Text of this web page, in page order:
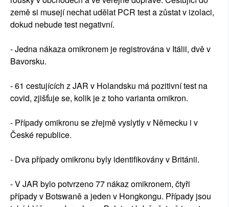
země si musejí nechat udělat PCR test a zůstat v izolaci,
dokud nebude test negativní.
- Jedna nákaza omikronem je registrována v Itálii, dvě v
Bavorsku.
- 61 cestujících z JAR v Holandsku má pozitivní test na
covid, zjišťuje se, kolik je z toho varianta omikron.
- Případy omikronu se zřejmě vyslytly v Německu i v
České republice.
- Dva případy omikronu byly identifikovány v Británii.
- V JAR bylo potvrzeno 77 nákaz omikronem, čtyři
případy v Botswaně a jeden v Hongkongu. Případy jsou